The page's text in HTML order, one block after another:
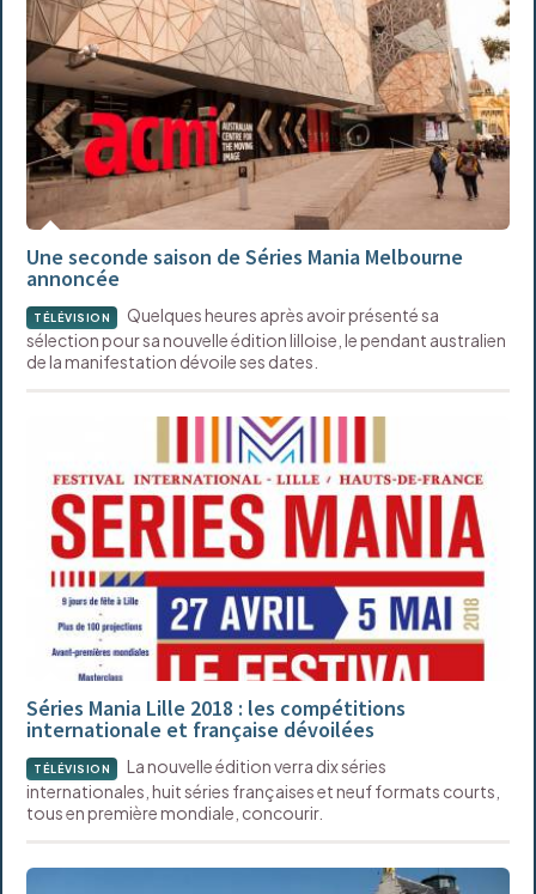
Une seconde saison de Séries Mania Melbourne
annoncée
TÉLÉVISION
Quelques heures après avoir présenté sa
sélection pour sa nouvelle édition lilloise, le pendant australien
de la manifestation dévoile ses dates.
Séries Mania Lille 2018 : les compétitions
internationale et française dévoilées
TÉLÉVISION
La nouvelle édition verra dix séries
internationales, huit séries françaises et neuf formats courts,
tous en première mondiale, concourir.